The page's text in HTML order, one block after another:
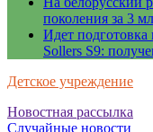
поколения за 3
Идет
Sollers S9:
Детское учреждение
Новостная рассылка
Случайные новости